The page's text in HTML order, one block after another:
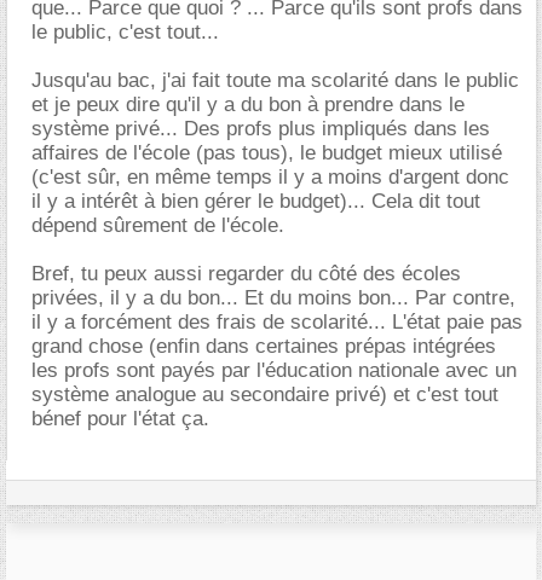
que... Parce que quoi ? ... Parce qu'ils sont profs dans
le public, c'est tout...
Jusqu'au bac, j'ai fait toute ma scolarité dans le public
et je peux dire qu'il y a du bon à prendre dans le
système privé... Des profs plus impliqués dans les
affaires de l'école (pas tous), le budget mieux utilisé
(c'est sûr, en même temps il y a moins d'argent donc
il y a intérêt à bien gérer le budget)... Cela dit tout
dépend sûrement de l'école.
Bref, tu peux aussi regarder du côté des écoles
privées, il y a du bon... Et du moins bon... Par contre,
il y a forcément des frais de scolarité... L'état paie pas
grand chose (enfin dans certaines prépas intégrées
les profs sont payés par l'éducation nationale avec un
système analogue au secondaire privé) et c'est tout
bénef pour l'état ça.